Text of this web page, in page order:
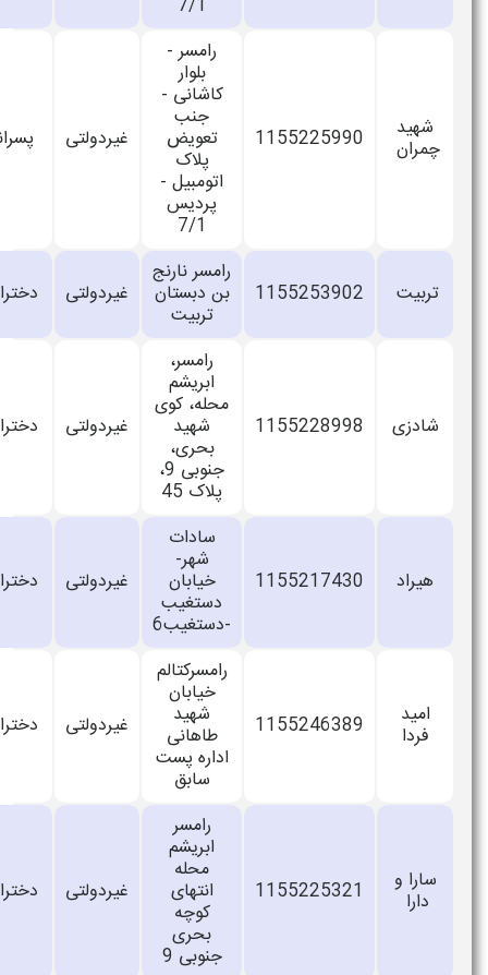
شهید
چمران 1155225990
رامسر -
کاشانی -
جنب
تعویض
پلاک
اتومبیل -
پردیس
غیردولتی پسرانه
تربیت 1155253902
رامسر نارنج
بن دبستان
تربیت
غیردولتی دخترانه
شادزی 1155228998
رامسر،
ابریشم
محله، کوی
شهید
بحری،
جنوبی 9،
پلاک 45
غیردولتی دخترانه
هیراد 1155217430
سادات
شهر-
خیابان
دستغیب
-دستغیب6
غیردولتی دخترانه
1155246389
رامسرکتالم
خیابان
شهید
طاهانی
اداره پست
سابق
غیردولتی دخترانه
سارا و 1155225321
رامسر
ابریشم
محله
انتهای
کوچه
بحری
جنوبی 9
غیردولتی دخترانه